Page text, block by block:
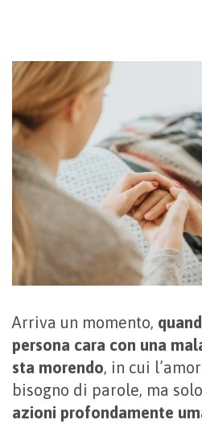
Arriva un momento,
persona cara con una
sta morendo, in cui
bisogno di parole, ma
azioni profondamente